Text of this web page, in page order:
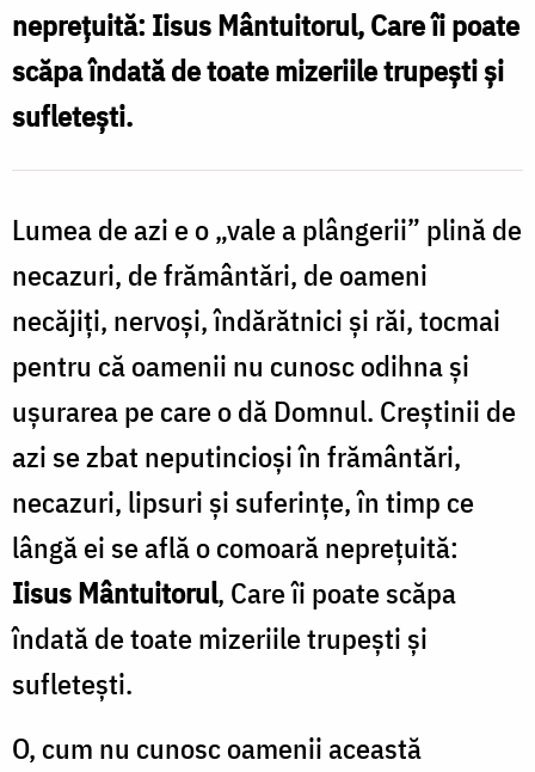
lăsa
nefolosită?
/
Foto:
Benedict
neprețuită: Iisus Mântuitorul, Care îi poate
scăpa îndată de toate mizeriile trupești și
sufletești.
Lumea de azi e o „vale a plângerii” plină de
necazuri, de frământări, de oameni
necăjiţi, nervoşi, îndărătnici şi răi, tocmai
pentru că oamenii nu cunosc odihna şi
uşurarea pe care o dă Domnul. Creştinii de
azi se zbat neputincioşi în frământări,
necazuri, lipsuri şi suferinţe, în timp ce
lângă ei se află o comoară nepreţuită:
Iisus Mântuitorul, Care îi poate scăpa
îndată de toate mizeriile trupeşti şi
sufleteşti.
O, cum nu cunosc oamenii această